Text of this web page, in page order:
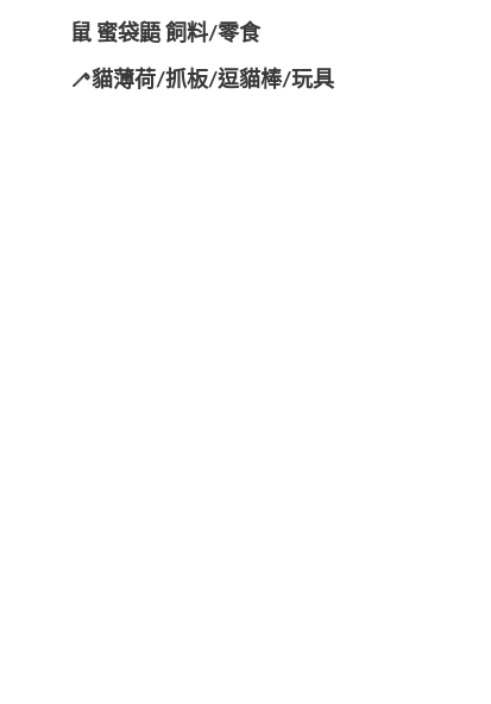
鼠 蜜袋鼯 飼料/零食
🦯貓薄荷/抓板/逗貓棒/玩具